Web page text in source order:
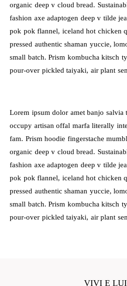
organic deep v cloud bread.
fashion axe adaptogen deep v tilde
pok pok flannel, iceland hot chicken
pressed authentic shaman yuccie,
small batch. Prism kombucha kitsch
pour-over pickled taiyaki, air plant
Lorem ipsum dolor amet banjo
occupy artisan offal marfa literally
fam. Prism hoodie fingerstache
organic deep v cloud bread.
fashion axe adaptogen deep v tilde
pok pok flannel, iceland hot chicken
pressed authentic shaman yuccie,
small batch. Prism kombucha kitsch
pour-over pickled taiyaki, air plant
VIVI E